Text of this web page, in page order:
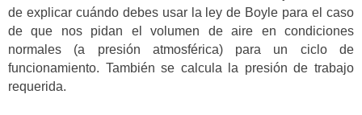
de explicar cuándo debes usar la ley de Boyle para el caso
de que nos pidan el volumen de aire en condiciones
normales (a presión atmosférica) para un ciclo de
funcionamiento. También se calcula la presión de trabajo
requerida.